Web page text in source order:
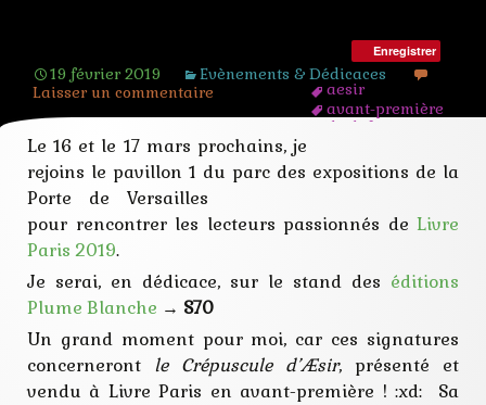
19 février 2019 Evènements & Dédicaces
aesir
avant-première
dark-fantasy
dédicace
editions
lire
plume blanche
signature
stand éditeur
Laisser un commentaire
Le 16 et le 17 mars prochains, je
rejoins le pavillon 1 du parc des expositions de la
Porte de Versailles
pour rencontrer les lecteurs passionnés de Livre
Paris 2019.
Je serai, en dédicace, sur le stand des éditions
Plume Blanche → S70
Un grand moment pour moi, car ces signatures
concerneront le Crépuscule d’Æsir, présenté et
vendu à Livre Paris en avant-première ! :xd: Sa
Enregistrer